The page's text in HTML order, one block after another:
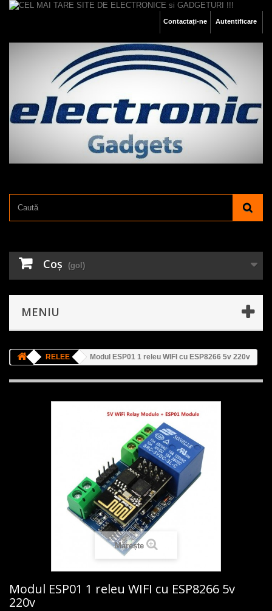
Autentificare
Contactați-ne
Coş (gol)
MENIU
RELEE Modul ESP01 1 releu WIFI cu ESP8266 5v 220v
Mărește
Modul ESP01 1 releu WIFI cu ESP8266 5v
220v